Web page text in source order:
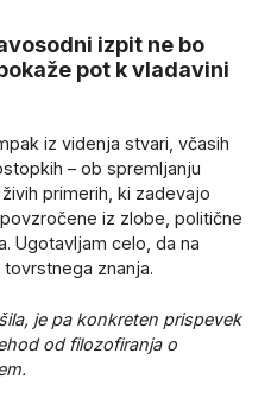
izpit ne bo
pot k vladavini
iz videnja stvari, včasih
– ob spremljanju
primerih, ki zadevajo
iz zlobe, politične
Ugotavljam celo, da na
znanja.
je pa konkreten prispevek
od filozofiranja o